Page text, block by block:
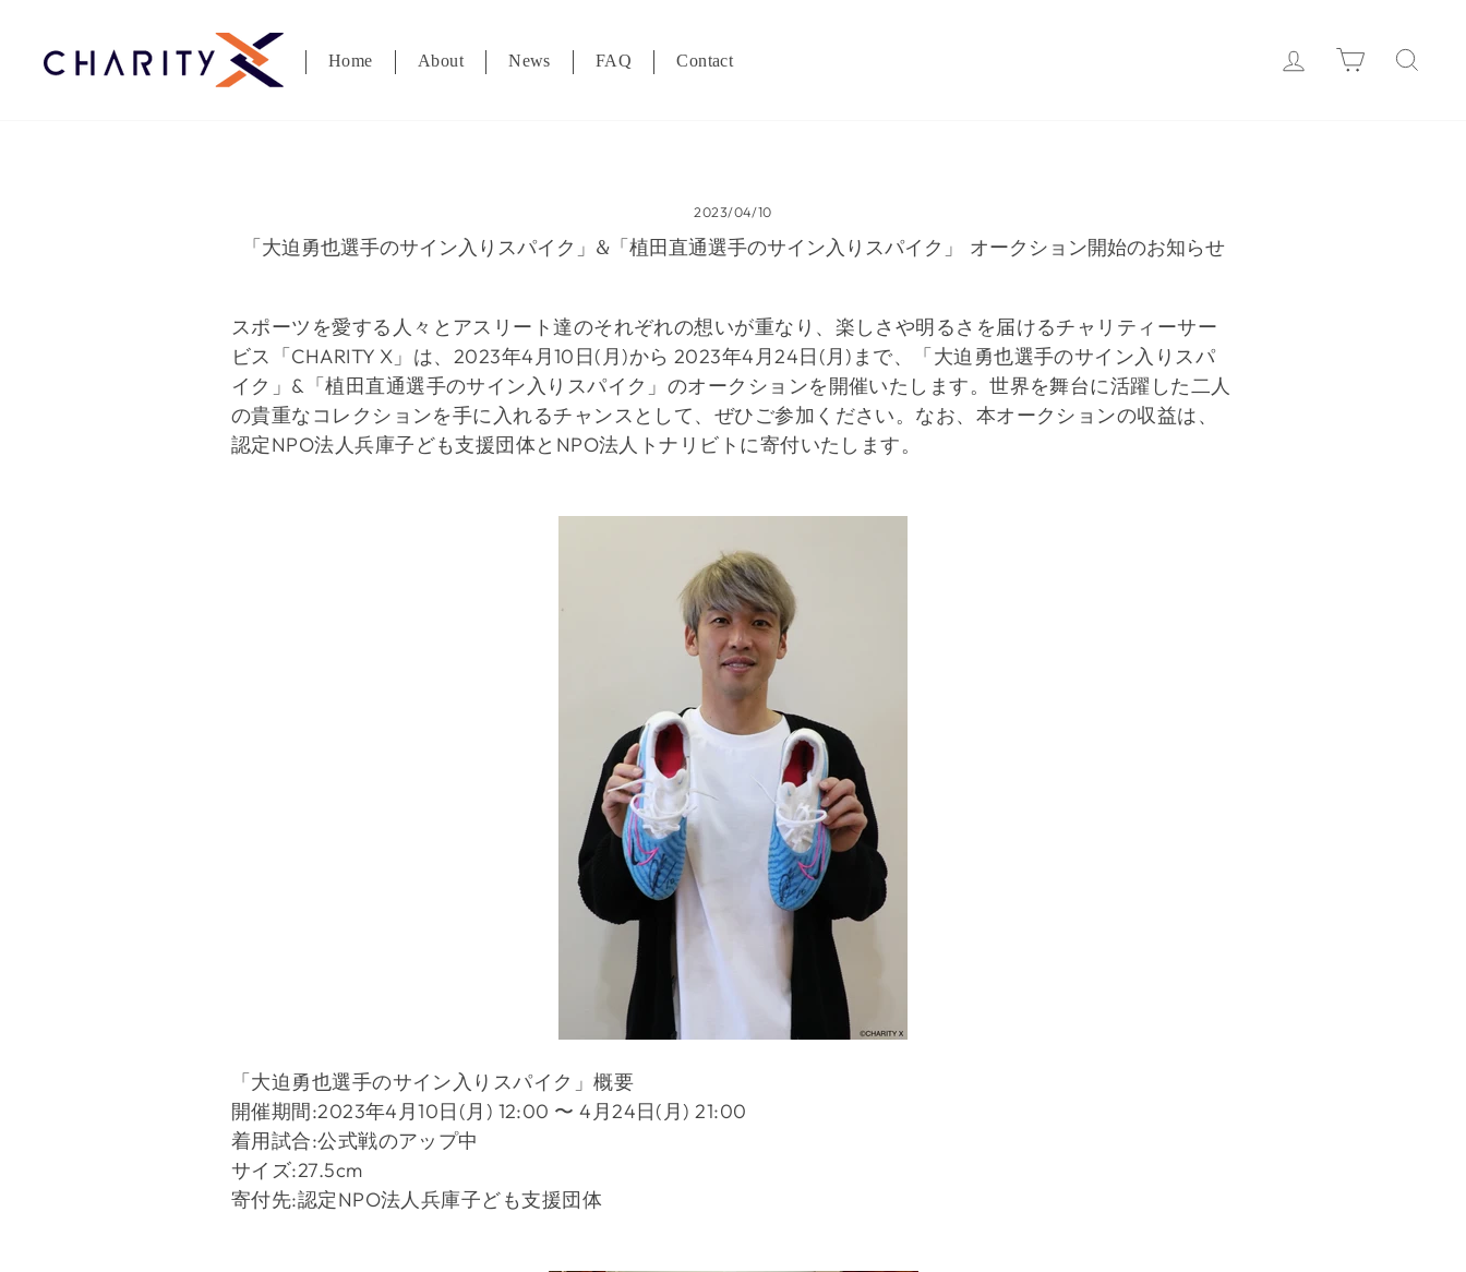
Home About News FAQ Contact Login カート
2023/04/10
「大迫勇也選手のサイン入りスパイク」&「植田直通選手のサイン入りスパイク」 オークション開始のお知らせ
スポーツを愛する人 々とアスリート達のそれぞれの想いが重なり、楽しさや明るさを届けるチャリティーサー
ビス「CHARITY X 」は、 2023年4 月10日( 月)から 2023年4 月24日 (月) まで、「大迫勇也選手のサイン入りスパ
イク」 & 「植田直通選手のサイン入りスパイク」のオークションを開催いたします。世界を舞台に活躍した二人
の貴重なコレクションを手に入れるチャンスとして、ぜひご参加ください。なお、本オークションの収益は、
認定NPO法人兵庫子ども支援団体と NPO法人トナリビトに寄付いたします。
「大迫勇也選手のサイン入りスパイク」概要
開催期間:2023年4月10日(月) 12:00 〜 4月24日(月) 21:00
着用試合:公式戦のアップ中
サイズ:27.5cm
寄付先:認定NPO法人兵庫子ども支援団体